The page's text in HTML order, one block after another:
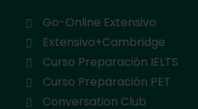
Go-Online Extensivo
Extensivo+Cambridge
Curso Preparación IELTS
Curso Preparación PET
Conversation Club